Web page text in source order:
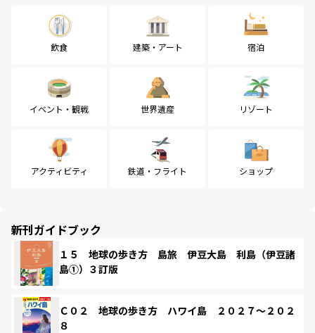
飲食 建築・アート 宿泊
イベント・観戦 世界遺産 リゾート
アクティビティ 鉄道・フライト ショップ
新刊ガイドブック
１５ 地球の歩き方 島旅 伊豆大島 利島（伊豆諸
島①）３訂版
Ｃ０２ 地球の歩き方 ハワイ島 ２０２７～２０２
８